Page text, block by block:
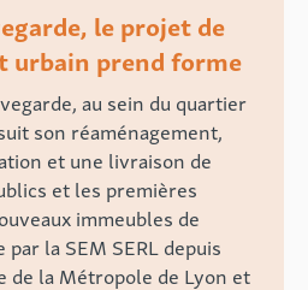
le projet de
urbain prend forme
au sein du quartier
son réaménagement,
et une livraison de
et les premières
immeubles de
la SEM SERL depuis
de la Métropole de Lyon et